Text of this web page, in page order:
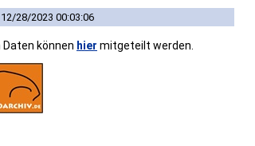
28/2023 00:03:06
können hier mitgeteilt werden.